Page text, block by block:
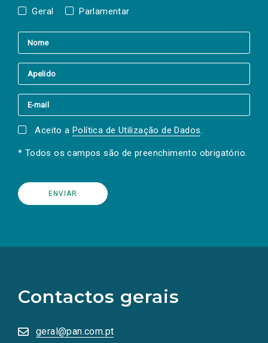
Geral Parlamentar
Aceito a Política de Utilização de Dados.
* Todos os campos são de preenchimento obrigatório.
Contactos gerais
geral@pan.com.pt
redes
sociais
numa
nova